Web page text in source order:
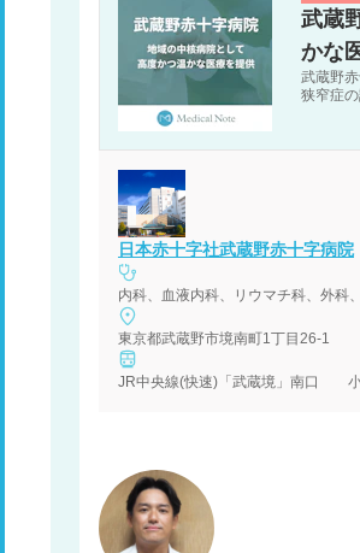
武蔵
かな
武蔵野
狭窄症
日本赤十字社武蔵野赤十字病院
東京都武蔵野市境南町1丁目26-1
JR中央線(快速)「武蔵境」南口 小